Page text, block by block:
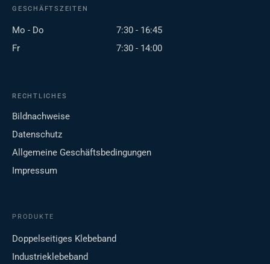
GESCHÄFTSZEITEN
Mo - Do
7:30 - 16:45
Fr
7:30 - 14:00
RECHTLICHES
Bildnachweise
Datenschutz
Allgemeine Geschäftsbedingungen
Impressum
PRODUKTE
Doppelseitiges Klebeband
Industrieklebeband